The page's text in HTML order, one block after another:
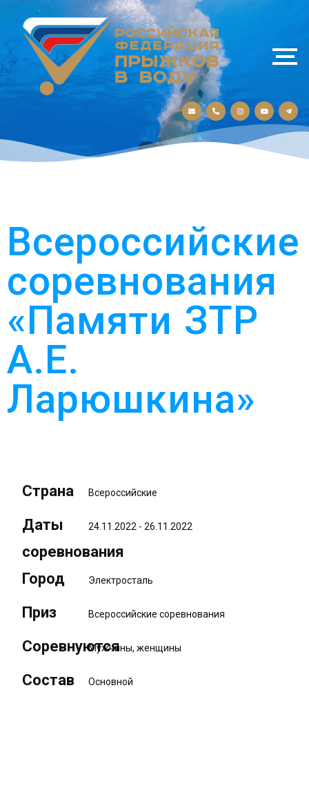
Всероссийские
соревнования
«Памяти ЗТР
А.Е.
Ларюшкина»
Страна Всероссийские
Даты
соревнования
24.11.2022 - 26.11.2022
Город Электросталь
Приз Всероссийские соревнования
СоревнуютсяМужчины, женщины
Состав Основной